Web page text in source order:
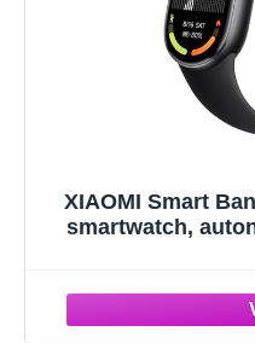
XIAOMI Smart
smartwatch,
2.0, resistenza